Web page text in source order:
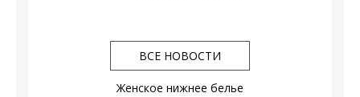
ВСЕ НОВОСТИ
Женское нижнее белье